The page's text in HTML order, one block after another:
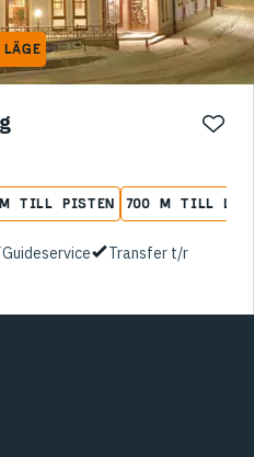
TILL PISTEN 700 M TILL
Guideservice
Transfer t/r